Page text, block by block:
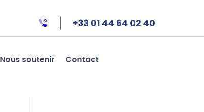
+33 01 44 64 02 40
Nous soutenir Contact